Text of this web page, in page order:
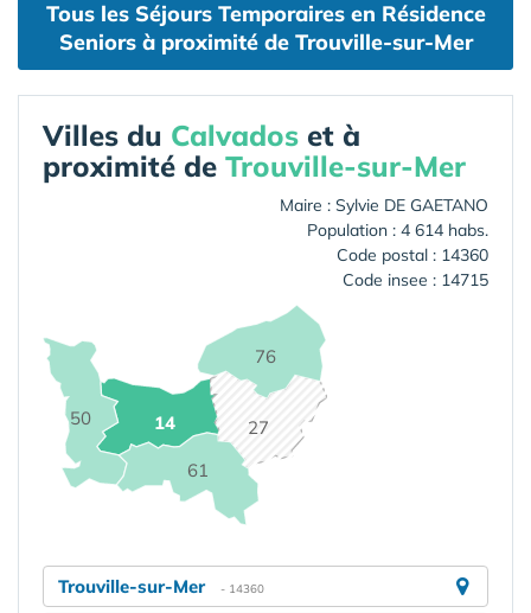
Tous les Séjours Temporaires en Résidence
Seniors à proximité de Trouville-sur-Mer
Villes du Calvados et à
proximité de Trouville-sur-Mer
Maire : Sylvie DE GAETANO
Population : 4 614 habs.
Code postal : 14360
Code insee : 14715
14 27
50
61
76
Trouville-sur-Mer - 14360